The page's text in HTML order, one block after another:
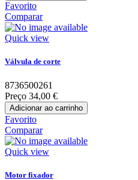
Favorito
Comparar
Quick view
Válvula de corte
8736500261
Preço 34,00 €
Adicionar ao carrinho
Favorito
Comparar
Quick view
Motor fixador